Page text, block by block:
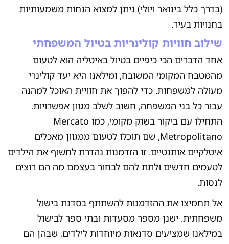
(בדרך כלל בינואר ויולי) ניתן למצוא הנחות משמעותיות
בחנויות בעיר.
שילוב חוויות קולינריות בטיול המשפחתי
אחד הדברים הכי כיפיים בטיול באיטליה הוא לטעום
מהמטבח המקומי המשובח, ומילאנו היא יעד קולינרי
מעולה למשפחות. כדי להפוך את חוויית האוכל למהנה
עבור כל בני המשפחה, חשוב לשלב מגוון אפשרויות.
התחילו עם ביקור בשוק מקומי, כמו Mercato
Metropolitano, שם תוכלו לטעום ממגוון מאכלים
איטלקיים אותנטיים. זו הזדמנות נהדרת לחשוף את הילדים
לטעמים חדשים ולתת להם לבחור בעצמם מה הם רוצים
לנסות.
אל תחמיצו את ההזדמנות להשתתף בסדנת בישול
משפחתית. ישנן מספר מסעדות ובתי ספר לבישול
במילאנו שמציעים סדנאות מיוחדות לילדים, שבהן הם